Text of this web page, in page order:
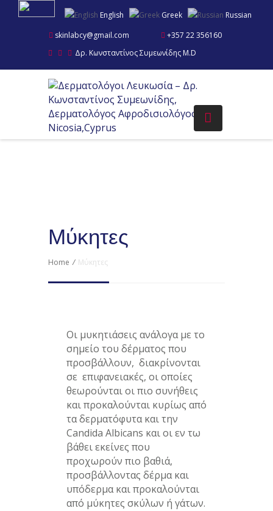
English Greek
Russian
skinlabcy@gmail.com
+357 22 356160
Δρ. Κωνσταντίνος Συμεωνίδης M.D
Μύκητες
Home / Μύκητες
Οι μυκητιάσεις ανάλογα με το
σημείο του δέρματος που
προσβάλλουν, διακρίνονται
σε επιφανειακές, οι οποίες
θεωρούνται οι πιο συνήθεις
και προκαλούνται κυρίως από
τα δερματόφυτα και την
Candida Albicans και οι εν τω
βάθει εκείνες που
προχωρούν πιο βαθιά,
προσβάλλοντας δέρμα και
υπόδερμα και προκαλούνται
από μύκητες σκύλων ή γάτων.